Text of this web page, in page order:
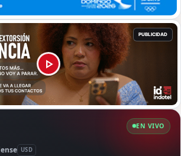
EN VIVO
USD